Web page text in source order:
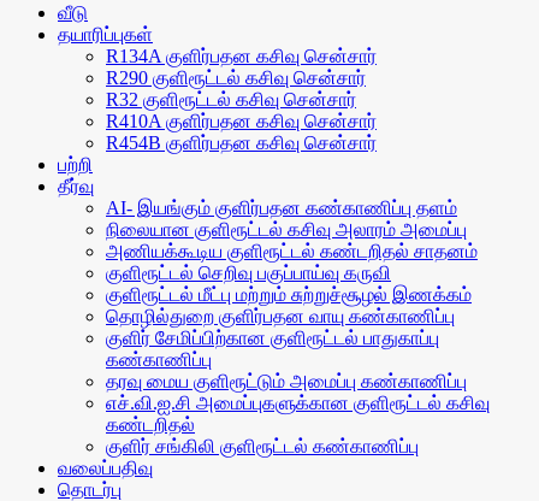
வீடு
தயாரிப்புகள்
R134A குளிர்பதன கசிவு சென்சார்
R290 குளிரூட்டல் கசிவு சென்சார்
R32 குளிரூட்டல் கசிவு சென்சார்
R410A குளிர்பதன கசிவு சென்சார்
R454B குளிர்பதன கசிவு சென்சார்
பற்றி
தீர்வு
AI- இயங்கும் குளிர்பதன கண்காணிப்பு தளம்
நிலையான குளிரூட்டல் கசிவு அலாரம் அமைப்பு
அணியக்கூடிய குளிரூட்டல் கண்டறிதல் சாதனம்
குளிரூட்டல் செறிவு பகுப்பாய்வு கருவி
குளிரூட்டல் மீட்பு மற்றும் சுற்றுச்சூழல் இணக்கம்
தொழில்துறை குளிர்பதன வாயு கண்காணிப்பு
குளிர் சேமிப்பிற்கான குளிரூட்டல் பாதுகாப்பு
கண்காணிப்பு
தரவு மைய குளிரூட்டும் அமைப்பு கண்காணிப்பு
எச்.வி.ஐ.சி அமைப்புகளுக்கான குளிரூட்டல் கசிவு
கண்டறிதல்
குளிர் சங்கிலி குளிரூட்டல் கண்காணிப்பு
வலைப்பதிவு
தொடர்பு